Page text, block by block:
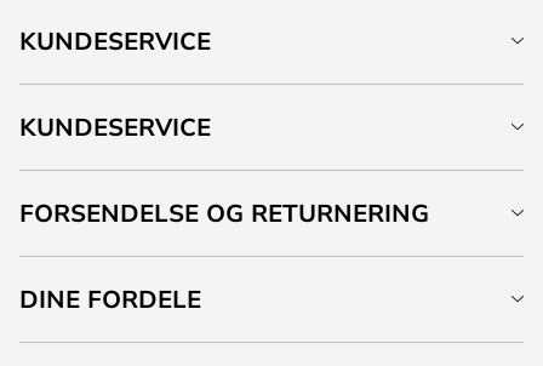
KUNDESERVICE
KUNDESERVICE
FORSENDELSE OG RETURNERING
DINE FORDELE